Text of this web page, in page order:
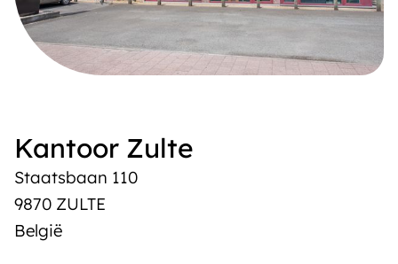
Kantoor Zulte
Staatsbaan 110
9870 ZULTE
België